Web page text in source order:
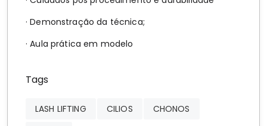
· Demonstração da técnica;
· Aula prática em modelo
Tags
LASH LIFTING CILIOS
CHONOS